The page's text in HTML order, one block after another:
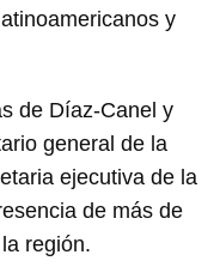
y
de Díaz-Canel y
general de la
ejecutiva de la
de más de
región.